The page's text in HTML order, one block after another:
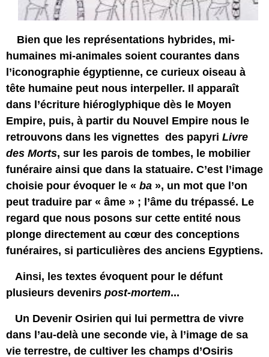
Bien que les représentations hybrides, mi-
humaines mi-animales soient courantes dans
l’iconographie égyptienne, ce curieux oiseau à
tête humaine peut nous interpeller. Il apparaît
dans l’écriture hiéroglyphique dès le Moyen
Empire, puis, à partir du Nouvel Empire nous le
retrouvons dans les vignettes des papyri Livre
des Morts, sur les parois de tombes, le mobilier
funéraire ainsi que dans la statuaire. C’est l’image
choisie pour évoquer le « ba », un mot que l’on
peut traduire par « âme » ; l’âme du trépassé. Le
regard que nous posons sur cette entité nous
plonge directement au cœur des conceptions
funéraires, si particulières des anciens Egyptiens.
Ainsi, les textes évoquent pour le défunt
plusieurs devenirs post-mortem...
Un Devenir Osirien qui lui permettra de vivre
dans l’au-delà une seconde vie, à l’image de sa
vie terrestre, de cultiver les champs d’Osiris